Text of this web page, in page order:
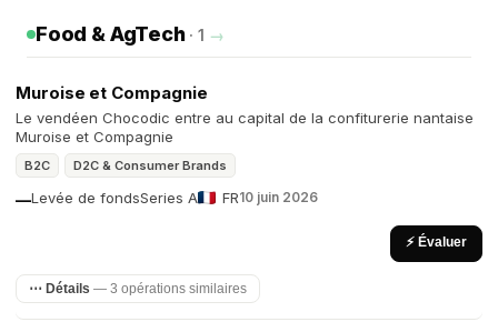
Food & AgTech · 1 →
Muroise et Compagnie
Le vendéen Chocodic entre au capital de la confiturerie nantaise
Muroise et Compagnie
B2C D2C & Consumer Brands
Levée de fonds
— Series A FR10 juin 2026
⚡ Évaluer
⋯ Détails — 3 opérations similaires